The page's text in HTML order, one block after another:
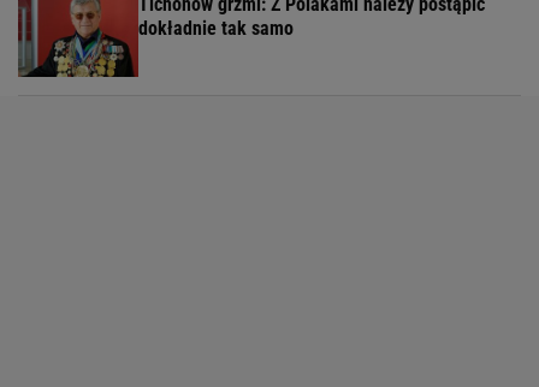
dokładnie tak samo